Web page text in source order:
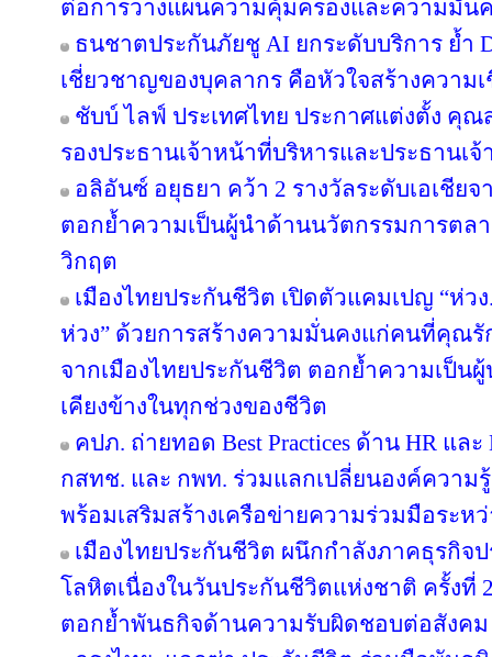
ต่อการวางแผนความคุ้มครองและความมั่นค
ธนชาตประกันภัยชู AI ยกระดับบริการ ย้ำ
เชี่ยวชาญของบุคลากร คือหัวใจสร้างความ
ชับบ์ ไลฟ์ ประเทศไทย ประกาศแต่งตั้ง คุ
รองประธานเจ้าหน้าที่บริหารและประธานเ
อลิอันซ์ อยุธยา คว้า 2 รางวัลระดับเอเชียจา
ตอกย้ำความเป็นผู้นำด้านนวัตกรรมการตล
วิกฤต
เมืองไทยประกันชีวิต เปิดตัวแคมเปญ “ห่ว
ห่วง” ด้วยการสร้างความมั่นคงแก่คนที่คุณรั
จากเมืองไทยประกันชีวิต ตอกย้ำความเป็น
เคียงข้างในทุกช่วงของชีวิต
คปภ. ถ่ายทอด Best Practices ด้าน HR แล
กสทช. และ กพท. ร่วมแลกเปลี่ยนองค์ความ
พร้อมเสริมสร้างเครือข่ายความร่วมมือระห
เมืองไทยประกันชีวิต ผนึกกำลังภาคธุรกิจ
โลหิตเนื่องในวันประกันชีวิตแห่งชาติ ครั้งที่
ตอกย้ำพันธกิจด้านความรับผิดชอบต่อสังคม